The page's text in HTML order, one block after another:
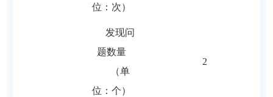
位：次）
发现问
题数量
（单
位：个）
2